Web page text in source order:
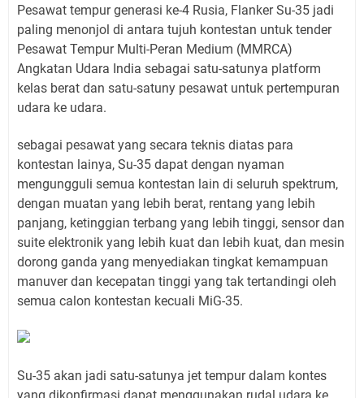
Pesawat tempur generasi ke-4 Rusia, Flanker Su-35 jadi
paling menonjol di antara tujuh kontestan untuk tender
Pesawat Tempur Multi-Peran Medium (MMRCA)
Angkatan Udara India sebagai satu-satunya platform
kelas berat dan satu-satuny pesawat untuk pertempuran
udara ke udara.
sebagai pesawat yang secara teknis diatas para
kontestan lainya, Su-35 dapat dengan nyaman
mengungguli semua kontestan lain di seluruh spektrum,
dengan muatan yang lebih berat, rentang yang lebih
panjang, ketinggian terbang yang lebih tinggi, sensor dan
suite elektronik yang lebih kuat dan lebih kuat, dan mesin
dorong ganda yang menyediakan tingkat kemampuan
manuver dan kecepatan tinggi yang tak tertandingi oleh
semua calon kontestan kecuali MiG-35.
Su-35 akan jadi satu-satunya jet tempur dalam kontes